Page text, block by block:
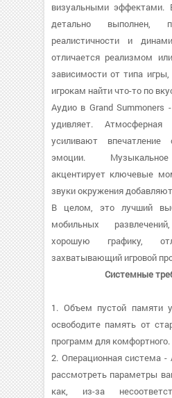
визуальными
детально выполнен,
реалистичности и
отличается реализмом
зависимости от типа
игрокам найти что-то по
Аудио в Grand Summoners
удивляет.
усиливают
эмоции.
акцентирует ключевые
звуки окружения
В целом, это лучший
мобильных
хорошую графику,
захватывающий игровой
Системные
1. Объем пустой памяти
освободите память от
программ для комфортного.
2. Операционная система -
рассмотреть параметры
как, из-за